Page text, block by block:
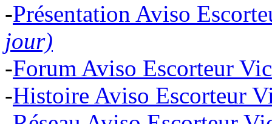
-Présentation Aviso
jour)
-Forum Aviso Escorteur
-Histoire Aviso Escorteur